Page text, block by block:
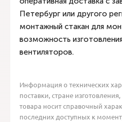
Петербург или другого
монтажный стакан для
возможность
вентиляторов.
Информация о технических
поставки, стране
товара носит справочный
последних доступных к